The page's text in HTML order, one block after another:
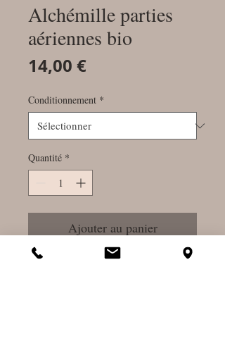
Alchémille parties
aériennes bio
14,00 €Prix
Conditionnement *
Quantité *
Ajouter au panier